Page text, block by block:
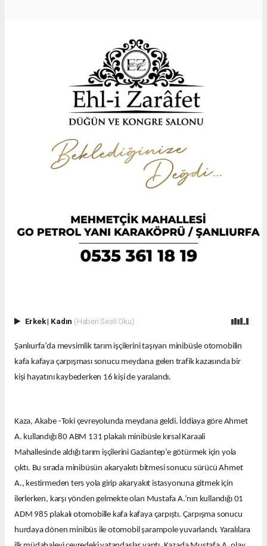
Erkek| Kadın (Haberi Sesli Oku)
Şanlıurfa’da mevsimlik tarım işçilerini taşıyan minibüsle otomobilin
kafa kafaya çarpışması sonucu meydana gelen trafik kazasında bir
kişi hayatını kaybederken 16 kişi de yaralandı.
Kaza, Akabe -Toki çevreyolunda meydana geldi. İddiaya göre Ahmet
A. kullandığı 80 ABM 131 plakalı minibüsle kırsal Karaali
Mahallesinde aldığı tarım işçilerini Gaziantep’e götürmek için yola
çıktı. Bu sırada minibüsün akaryakıtı bitmesi sonucu sürücü Ahmet
A., kestirmeden ters yola girip akaryakıt istasyonuna gitmek için
ilerlerken, karşı yönden gelmekte olan Mustafa A.’nın kullandığı 01
ADM 985 plakalı otomobille kafa kafaya çarpıştı. Çarpışma sonucu
hurdaya dönen minibüs ile otomobil şarampole yuvarlandı. Yaralılara